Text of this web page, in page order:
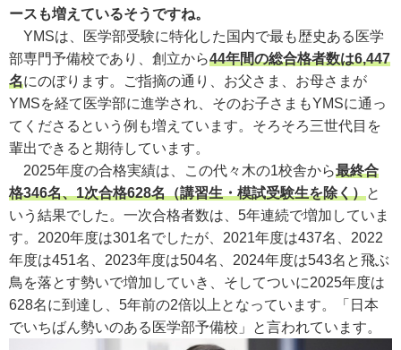
ースも増えているそうですね。
YMSは、医学部受験に特化した国内で最も歴史ある医学
部専門予備校であり、創立から44年間の総合格者数は6,447
名にのぼります。ご指摘の通り、お父さま、お母さまが
YMSを経て医学部に進学され、そのお子さまもYMSに通っ
てくださるという例も増えています。そろそろ三世代目を
輩出できると期待しています。
2025年度の合格実績は、この代々木の1校舎から最終合
格346名、1次合格628名（講習生・模試受験生を除く）と
いう結果でした。一次合格者数は、5年連続で増加していま
す。2020年度は301名でしたが、2021年度は437名、2022
年度は451名、2023年度は504名、2024年度は543名と飛ぶ
鳥を落とす勢いで増加していき、そしてついに2025年度は
628名に到達し、5年前の2倍以上となっています。「日本
でいちばん勢いのある医学部予備校」と言われています。